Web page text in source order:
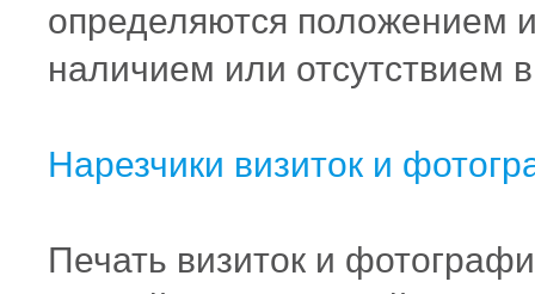
определяются положением
наличием или отсутствием
Нарезчики визиток и
Печать визиток и